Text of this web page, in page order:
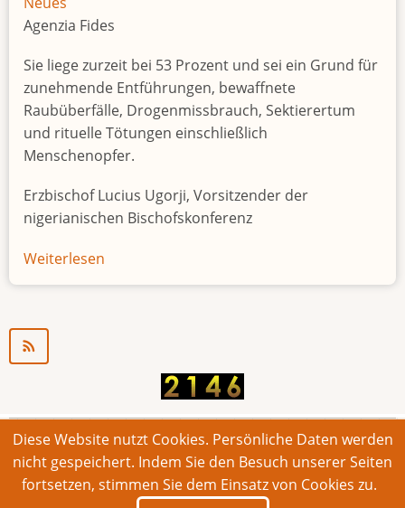
Agenzia Fides
Sie liege zurzeit bei 53 Prozent und sei ein Grund für
zunehmende Entführungen, bewaffnete
Raubüberfälle, Drogenmissbrauch, Sektierertum
und rituelle Tötungen einschließlich
Menschenopfer.
Erzbischof Lucius Ugorji, Vorsitzender der
nigerianischen Bischofskonferenz
Weiterlesen
Jugendarbeitslosigkeit
© 2026 Bonner Aufruf. Alle Rechte vorbehalten.
Footer
Impressum Kontakt Intern
Diese Website nutzt Cookies. Persönliche Daten werden
nicht gespeichert. Indem Sie den Besuch unserer Seiten
fortsetzen, stimmen Sie dem Einsatz von Cookies zu.